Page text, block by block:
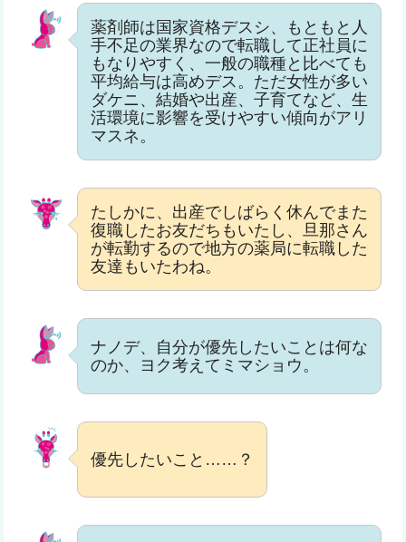
薬剤師は国家資格デスシ、もともと人
手不足の業界なので転職して正社員に
もなりやすく、一般の職種と比べても
平均給与は高めデス。ただ女性が多い
ダケニ、結婚や出産、子育てなど、生
活環境に影響を受けやすい傾向がアリ
マスネ。
たしかに、出産でしばらく休んでまた
復職したお友だちもいたし、旦那さん
が転勤するので地方の薬局に転職した
友達もいたわね。
ナノデ、自分が優先したいことは何な
のか、ヨク考えてミマショウ。
優先したいこと……？